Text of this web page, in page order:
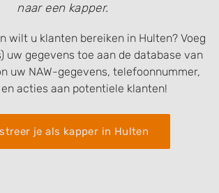
naar een kapper.
wilt u klanten bereiken in Hulten? Voeg
uw gegevens toe aan de database van
uw NAW-gegevens, telefoonnummer,
acties aan potentiele klanten!
je als kapper in Hulten